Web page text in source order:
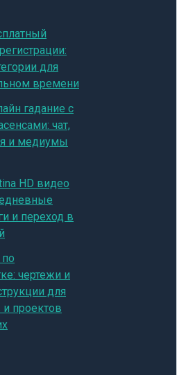
для
времени
гадание с
чат,
и медиумы
HD видео
и переход в
чертежи и
для
проектов